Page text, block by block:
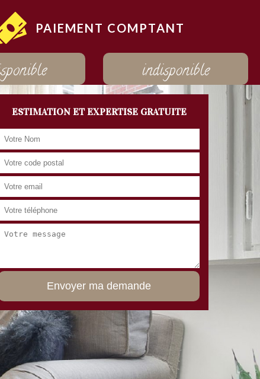
PAIEMENT COMPTANT
indisponible
ESTIMATION ET EXPERTISE GRATUITE